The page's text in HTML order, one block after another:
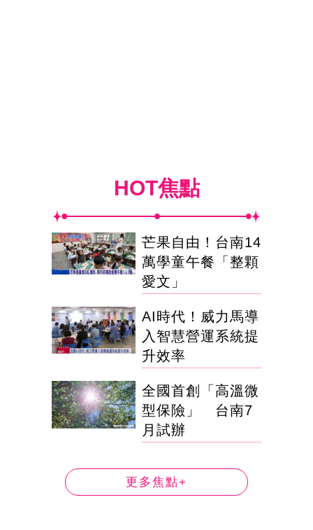
HOT焦點
芒果自由！台南14
萬學童午餐「整顆
愛文」
AI時代！威力馬導
入智慧營運系統提
升效率
全國首創「高溫微
型保險」 台南7
月試辦
更多焦點+